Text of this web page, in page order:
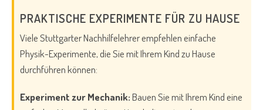
PRAKTISCHE EXPERIMENTE FÜR ZU HAUSE
Viele Stuttgarter Nachhilfelehrer empfehlen einfache
Physik-Experimente, die Sie mit Ihrem Kind zu Hause
durchführen können:
Experiment zur Mechanik:Bauen Sie mit Ihrem Kind eine